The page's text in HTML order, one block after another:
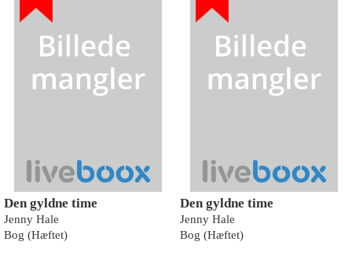
Den gyldne time
Jenny Hale
Bog (Hæftet)
Den gyldne time
Jenny Hale
Bog (Hæftet)